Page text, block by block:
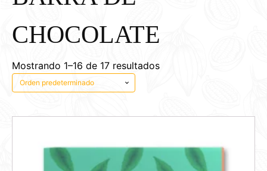
CHOCOLATE
Mostrando 1–16 de 17 resultados